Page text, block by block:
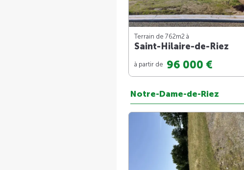
Terrain de 762m2 à
Saint-Hilaire-de-Riez
à partir de 96 000 €
Notre-Dame-de-Riez